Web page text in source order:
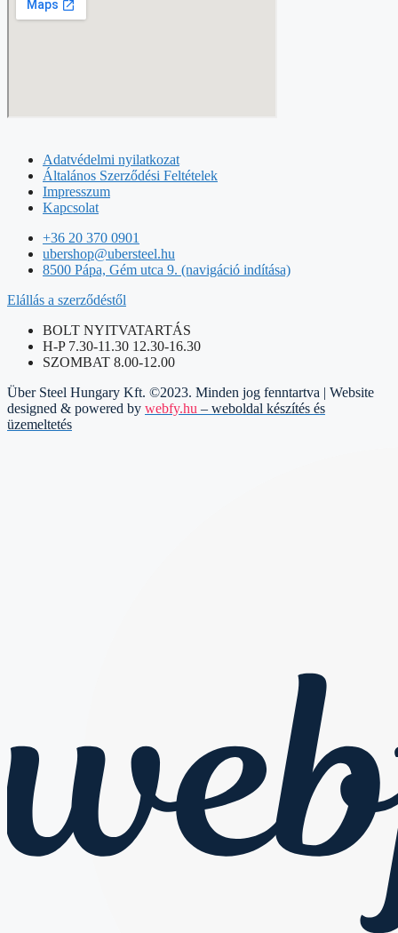
Adatvédelmi nyilatkozat
Általános Szerződési Feltételek
Impresszum
Kapcsolat
+36 20 370 0901
ubershop@ubersteel.hu
8500 Pápa, Gém utca 9. (navigáció indítása)
Elállás a szerződéstől
BOLT NYITVATARTÁS
H-P 7.30-11.30 12.30-16.30
SZOMBAT 8.00-12.00
Über Steel Hungary Kft. ©2023. Minden jog fenntartva | Website
designed & powered by webfy.hu – weboldal készítés és
üzemeltetés